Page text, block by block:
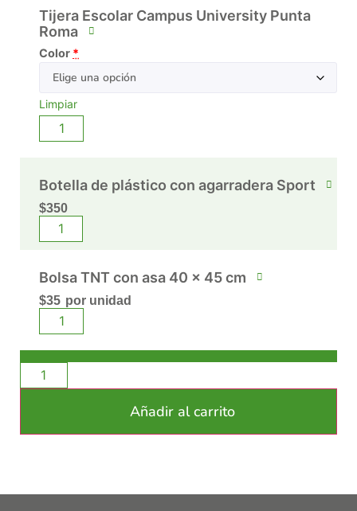
Tijera Escolar Campus University Punta
Roma
Color *
Limpiar
Botella de plástico con agarradera Sport
$350
Bolsa TNT con asa 40 x 45 cm
$35 por unidad
Añadir al carrito